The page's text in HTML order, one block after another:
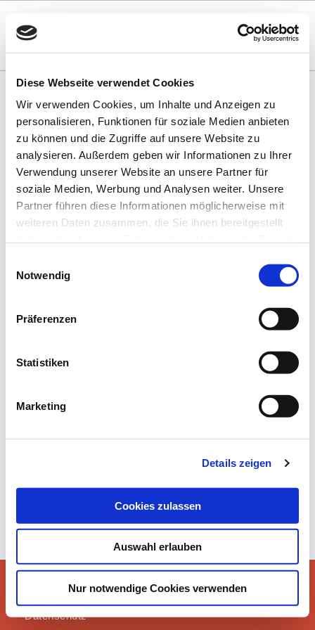
Diese Webseite verwendet Cookies
Wir verwenden Cookies, um Inhalte und Anzeigen zu
personalisieren, Funktionen für soziale Medien anbieten
zu können und die Zugriffe auf unsere Website zu
analysieren. Außerdem geben wir Informationen zu Ihrer
Verwendung unserer Website an unsere Partner für
soziale Medien, Werbung und Analysen weiter. Unsere
Partner führen diese Informationen möglicherweise mit
weiteren Daten zusammen, die Sie ihnen bereitgestellt
Cookies, wenn Sie unsere Webseite weiterhin nutzen.
Notwendig
Präferenzen
Statistiken
Marketing
Details zeigen
Cookies zulassen
Auswahl erlauben
Nur notwendige Cookies verwenden
VERANSTALTUNGSÜBERSICHT
BUCHHANDLUNGEN UND VERLAGE IM
SAARLAND
NO CONTENT
©2021 erLESEN
Instagram
Datenschutz